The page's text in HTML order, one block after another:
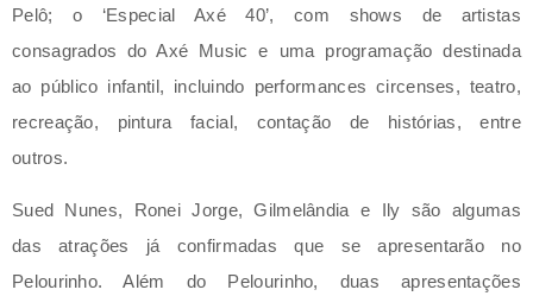
Pelô; o ‘Especial Axé 40’, com shows de artistas
consagrados do Axé Music e uma programação destinada
ao público infantil, incluindo performances circenses, teatro,
recreação, pintura facial, contação de histórias, entre
outros.
Sued Nunes, Ronei Jorge, Gilmelândia e Ily são algumas
das atrações já confirmadas que se apresentarão no
Pelourinho. Além do Pelourinho, duas apresentações